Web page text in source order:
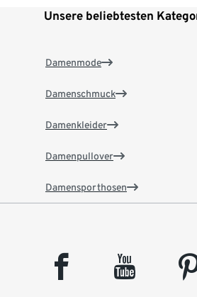
Unsere beliebtesten
Damenmode
Damenschmuck
Damenkleider
Damenpullover
Damensporthosen
facebook youtube